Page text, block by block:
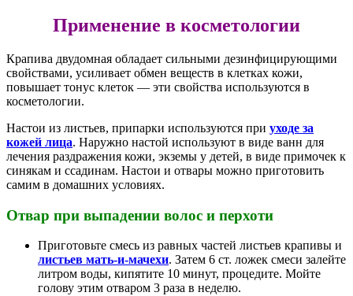
Применение в косметологии
Крапива двудомная обладает сильными дезинфицирующими
свойствами, усиливает обмен веществ в клетках кожи,
повышает тонус клеток — эти свойства используются в
косметологии.
Настои из листьев, припарки используются при уходе за
кожей лица. Наружно настой используют в виде ванн для
лечения раздражения кожи, экземы у детей, в виде примочек к
синякам и ссадинам. Настои и отвары можно приготовить
самим в домашних условиях.
Отвар при выпадении волос и перхоти
Приготовьте смесь из равных частей листьев крапивы и
листьев мать-и-мачехи. Затем 6 ст. ложек смеси залейте
литром воды, кипятите 10 минут, процедите. Мойте
голову этим отваром 3 раза в неделю.